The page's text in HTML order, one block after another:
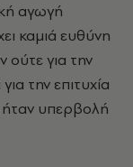
αγωγή
καμιά ευθύνη
για την
την επιτυχία
υπερβολή